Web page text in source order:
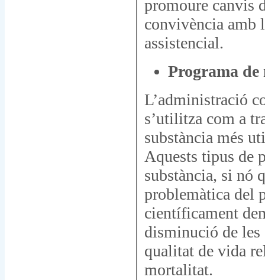
promoure canvis
convivència amb
assistencial.
Programa de
L’administració
s’utilitza com a
substància més
Aquests tipus de
substància, si nó
problemàtica del
científicament
disminució de
qualitat de vida
mortalitat.